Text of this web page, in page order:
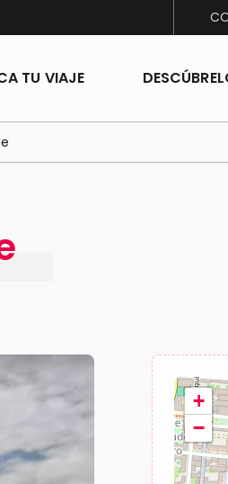
TU VIAJE
+
−